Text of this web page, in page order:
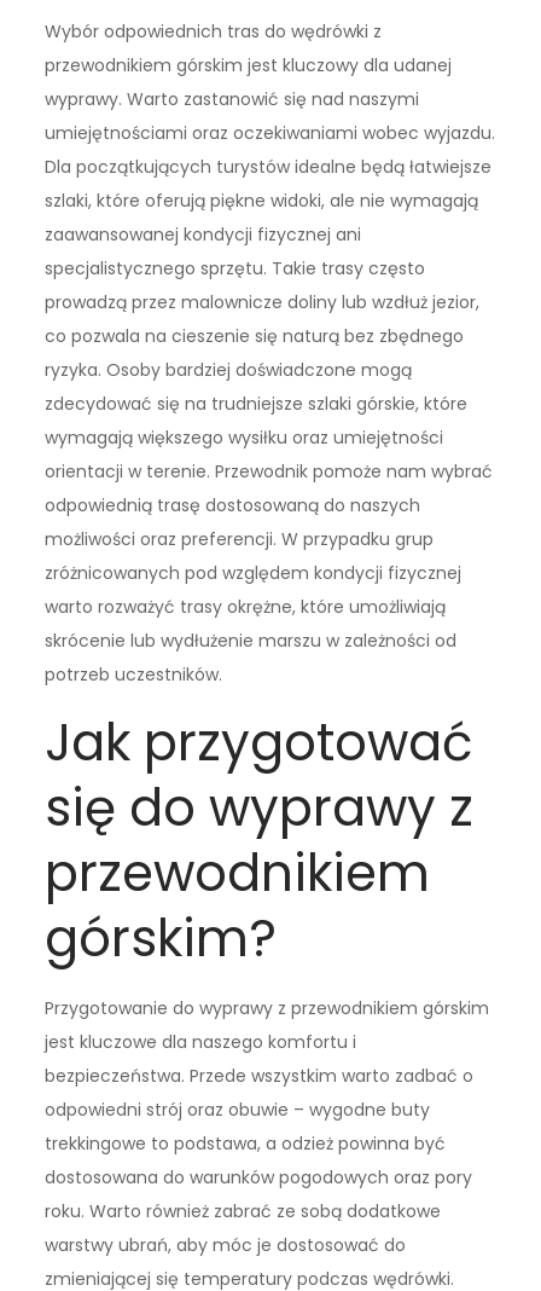
Wybór odpowiednich tras do wędrówki z
przewodnikiem górskim jest kluczowy dla udanej
wyprawy. Warto zastanowić się nad naszymi
umiejętnościami oraz oczekiwaniami wobec wyjazdu.
Dla początkujących turystów idealne będą łatwiejsze
szlaki, które oferują piękne widoki, ale nie wymagają
zaawansowanej kondycji fizycznej ani
specjalistycznego sprzętu. Takie trasy często
prowadzą przez malownicze doliny lub wzdłuż jezior,
co pozwala na cieszenie się naturą bez zbędnego
ryzyka. Osoby bardziej doświadczone mogą
zdecydować się na trudniejsze szlaki górskie, które
wymagają większego wysiłku oraz umiejętności
orientacji w terenie. Przewodnik pomoże nam wybrać
odpowiednią trasę dostosowaną do naszych
możliwości oraz preferencji. W przypadku grup
zróżnicowanych pod względem kondycji fizycznej
warto rozważyć trasy okrężne, które umożliwiają
skrócenie lub wydłużenie marszu w zależności od
potrzeb uczestników.
Jak przygotować
się do wyprawy z
przewodnikiem
górskim?
Przygotowanie do wyprawy z przewodnikiem górskim
jest kluczowe dla naszego komfortu i
bezpieczeństwa. Przede wszystkim warto zadbać o
odpowiedni strój oraz obuwie – wygodne buty
trekkingowe to podstawa, a odzież powinna być
dostosowana do warunków pogodowych oraz pory
roku. Warto również zabrać ze sobą dodatkowe
warstwy ubrań, aby móc je dostosować do
zmieniającej się temperatury podczas wędrówki.